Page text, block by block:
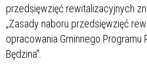
przedsięwzięć rewitalizacyjnych
„Zasady naboru przedsięwzięć
opracowania Gminnego Programu
Będzina”.